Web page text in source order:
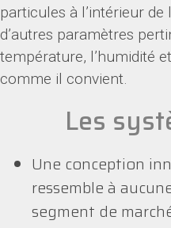
particules à l’intérieur
d’autres paramètres
température, l’humidité
comme il convient.
Les
Une conception
ressemble à
segment de